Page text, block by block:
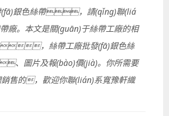
(fā)銀色絲帶，請(qǐng)聯(liá
廠。本文是關(guān)于絲帶工廠的相
，絲帶工廠批發(fā)銀色絲
、圖片及報(bào)價(jià)。你所需要
售的，歡迎你聯(lián)系寬豫軒織